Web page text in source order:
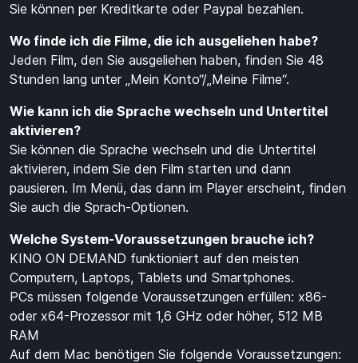
Sie können per Kreditkarte oder Paypal bezahlen.
Wo finde ich die Filme, die ich ausgeliehen habe?
Jeden Film, den Sie ausgeliehen haben, finden Sie 48
Stunden lang unter „Mein Konto“/„Meine Filme“.
Wie kann ich die Sprache wechseln und Untertitel
aktivieren?
Sie können die Sprache wechseln und die Untertitel
aktivieren, indem Sie den Film starten und dann
pausieren. Im Menü, das dann im Player erscheint, finden
Sie auch die Sprach-Optionen.
Welche System-Voraussetzungen brauche ich?
KINO ON DEMAND funktioniert auf den meisten
Computern, Laptops, Tablets und Smartphones.
PCs müssen folgende Voraussetzungen erfüllen: x86-
oder x64-Prozessor mit 1,6 GHz oder höher, 512 MB
RAM
Auf dem Mac benötigen Sie folgende Voraussetzungen: